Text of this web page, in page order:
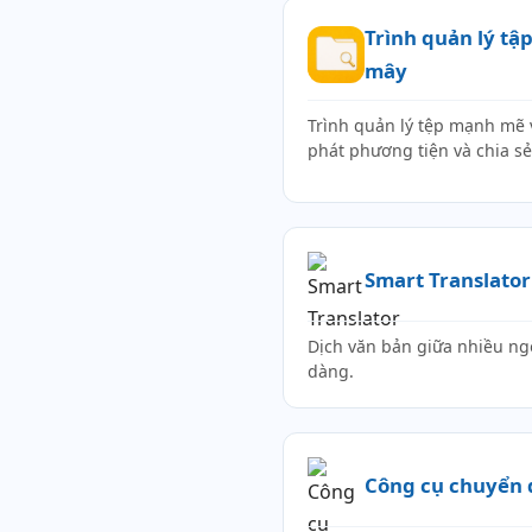
Trình quản lý
mây
Trình quản lý tệp mạnh
phát phương tiện và chia
Smart Translator
Dịch văn bản giữa nhiều
dàng.
Công cụ chuyển